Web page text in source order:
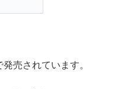
売されています。